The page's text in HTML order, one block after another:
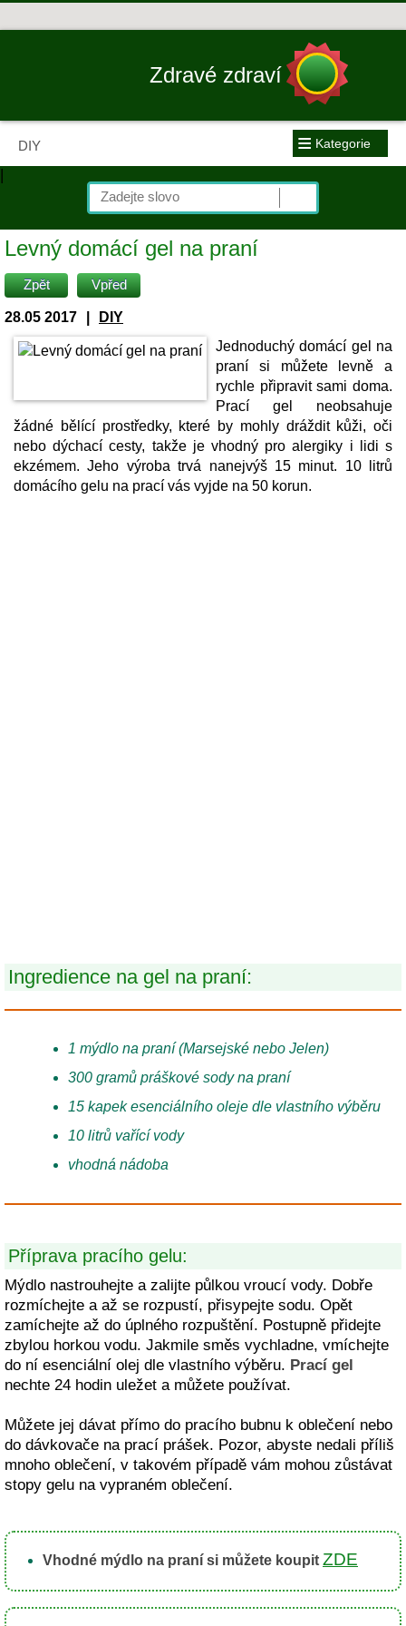
Zdravé zdraví
DIY ≡ Kategorie
|
Levný domácí gel na praní
Zpět Vpřed
28.05 2017
DIY
Jednoduchý domácí gel na
praní si můžete levně a
rychle připravit sami doma.
Prací gel neobsahuje
žádné bělící prostředky, které by mohly dráždit kůži, oči
nebo dýchací cesty, takže je vhodný pro alergiky i lidi s
ekzémem. Jeho výroba trvá nanejvýš 15 minut. 10 litrů
domácího gelu na prací vás vyjde na 50 korun.
Ingredience na gel na praní:
1 mýdlo na praní (Marsejské nebo Jelen)
300 gramů práškové sody na praní
15 kapek esenciálního oleje dle vlastního výběru
10 litrů vařící vody
vhodná nádoba
Příprava pracího gelu:
Mýdlo nastrouhejte a zalijte půlkou vroucí vody. Dobře
rozmíchejte a až se rozpustí, přisypejte sodu. Opět
zamíchejte až do úplného rozpuštění. Postupně přidejte
zbylou horkou vodu. Jakmile směs vychladne, vmíchejte
do ní esenciální olej dle vlastního výběru. Prací gel
nechte 24 hodin uležet a můžete používat.
Můžete jej dávat přímo do pracího bubnu k oblečení nebo
do dávkovače na prací prášek. Pozor, abyste nedali příliš
mnoho oblečení, v takovém případě vám mohou zůstávat
stopy gelu na vypraném oblečení.
Vhodné mýdlo na praní si můžete koupit ZDE